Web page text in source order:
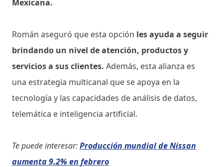
Mexicana.
Román aseguró que esta opción les ayuda a seguir
brindando un nivel de atención, productos y
servicios a sus clientes. Además, esta alianza es
una estrategia multicanal que se apoya en la
tecnología y las capacidades de análisis de datos,
telemática e inteligencia artificial.
Te puede interesar:Producción mundial de Nissan
aumenta 9.2% en febrero